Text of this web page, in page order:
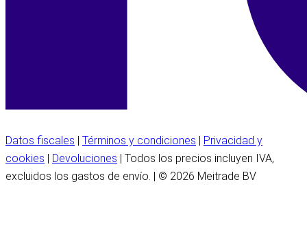
Datos fiscales Términos y condiciones
Privacidad y
cookies
Devoluciones | Todos los precios incluyen IVA,
excluidos los gastos de envío. | © 2026 Meitrade BV